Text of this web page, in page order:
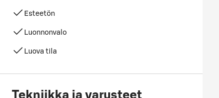
Esteetön
Luonnonvalo
Luova tila
Tekniikka ja varusteet